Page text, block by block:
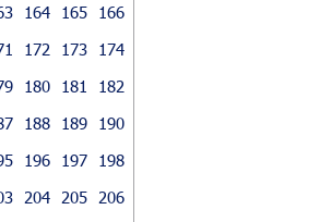
164 165
166
172 173
174
180 181
182
188 189
190
196 197
198
204 205
206